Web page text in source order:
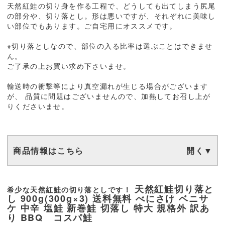
天然紅鮭の切り身を作る工程で、どうしても出てしまう尻尾
の部分や、切り落とし。形は悪いですが、それぞれに美味し
い部位でもあります。ご自宅用にオススメです。
※切り落としなので、部位の入る比率は選ぶことはできませ
ん。
ご了承の上お買い求め下さいませ。
輸送時の衝撃等により真空漏れが生じる場合がございます
が、 品質に問題はございませんので、加熱してお召し上が
りくださいませ。
商品情報はこちら
希少な天然紅鮭の切り落としです！ 天然紅鮭切り落と
し 900g(300g×3) 送料無料 べにさけ ベニサ
ケ 中辛 塩鮭 新巻鮭 切落し 特大 規格外 訳あ
り BBQ コスパ鮭